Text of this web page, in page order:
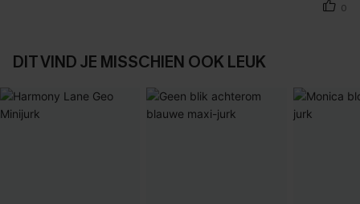
0
DIT VIND JE MISSCHIEN OOK LEUK